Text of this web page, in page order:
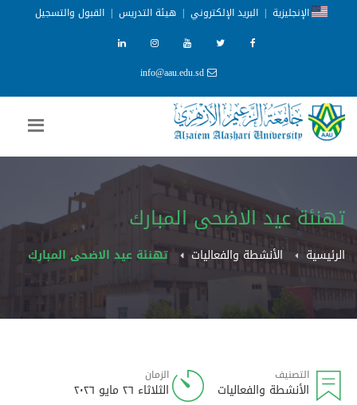
الإنجليزية | البريد الإلكتروني | هيئة التدريس | القبول والتسجيل
info@aau.edu.sd
تهنئة عيد الاضحى المبارك
الرئيسية الأنشطة والفعاليات تهنئة عيد الاضحى المبارك
التصنيف
الأنشطة والفعاليات
الزمان
الثلاثاء ٢٦ مايو ٢٠٢٦